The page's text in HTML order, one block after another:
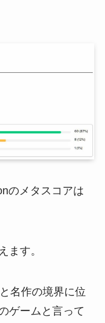
のメタスコアは
ます。
名作の境界に位
ゲームと言って